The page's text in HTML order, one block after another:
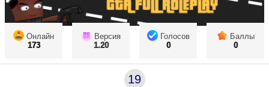
Онлайн
173
Версия
1.20
Голосов
0
Баллы
0
19